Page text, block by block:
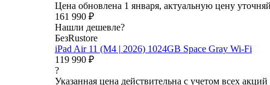
Цена обновлена 1 января, актуальную цену
161 990 ₽
Нашли дешевле?
БезRustore
iPad Air 11 (M4 | 2026) 1024GB Space Gray Wi-Fi
119 990 ₽
?
Указанная цена действительна с учетом всех акций